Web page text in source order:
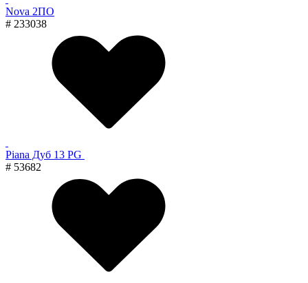
Nova 2ПО
# 233038
Piana Дуб 13 PG
# 53682